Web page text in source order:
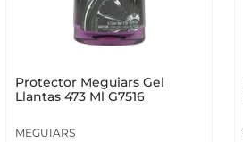
Protector Meguiars Gel
Llantas 473 Ml G7516
MEGUIARS